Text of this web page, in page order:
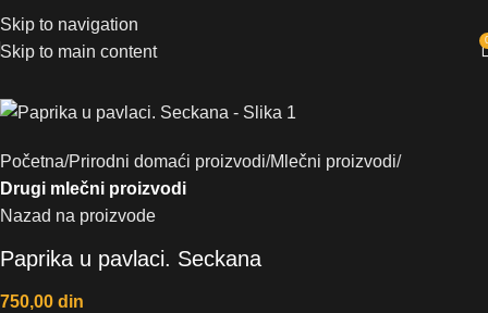
Skip to navigation
Skip to main content
Početna Prirodni domaći proizvodi Mlečni proizvodi
Drugi mlečni proizvodi
Nazad na proizvode
Paprika u pavlaci. Seckana
750,00 din